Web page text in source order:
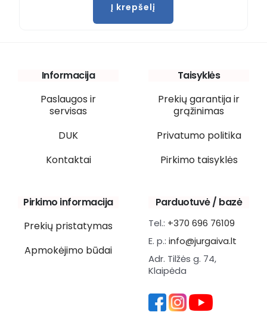
Į krepšelį
Informacija
Paslaugos ir
servisas
DUK
Kontaktai
Taisyklės
Prekių garantija ir
grąžinimas
Privatumo politika
Pirkimo taisyklės
Pirkimo informacija
Prekių pristatymas
Apmokėjimo būdai
Parduotuvė / bazė
Tel.: +370 696 76109
E. p.: info@jurgaiva.lt
Adr. Tilžės g. 74,
Klaipėda